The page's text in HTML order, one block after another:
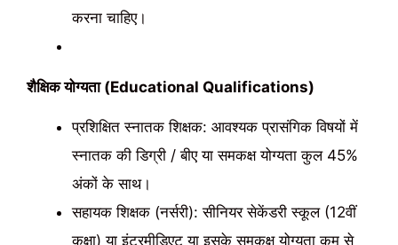
करना चाहिए।
शैक्षिक योग्यता (Educational Qualifications)
प्रशिक्षित स्नातक शिक्षक: आवश्यक प्रासंगिक विषयों में
स्नातक की डिग्री / बीए या समकक्ष योग्यता कुल 45%
अंकों के साथ।
सहायक शिक्षक (नर्सरी): सीनियर सेकेंडरी स्कूल (12वीं
कक्षा) या इंटरमीडिएट या इसके समकक्ष योग्यता कम से